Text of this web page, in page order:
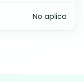
No aplica